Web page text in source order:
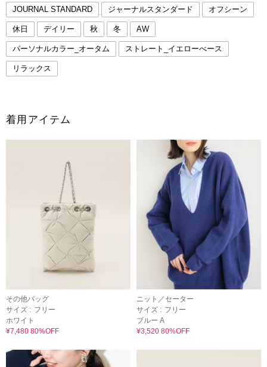
JOURNAL STANDARD ジャーナルスタンダード オフシーン
休日 デイリー 秋 冬 AW
パーソナルカラー_オータム ストレート_イエローべース
リラックス
着用アイテム
その他バッグ
サイズ : フリー
ホワイト
¥7,480 80%OFF
ニット／セーター
サイズ : フリー
ブルー A
¥3,520 80%OFF